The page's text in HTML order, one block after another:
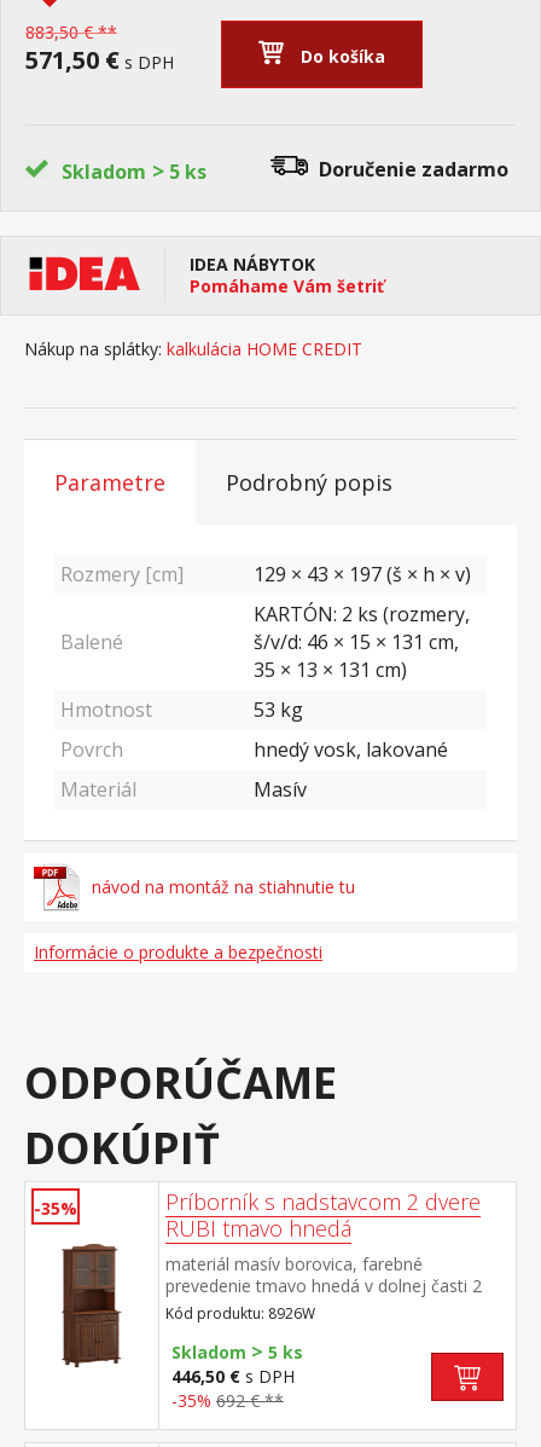
883,50 € **
571,50 € s DPH Do košíka
Skladom > 5 ks Doručenie zadarmo
IDEA NÁBYTOK
Pomáhame Vám šetriť
Nákup na splátky: kalkulácia HOME CREDIT
Parametre Podrobný popis
Rozmery [cm] 129 × 43 × 197 (š × h × v)
Balené
KARTÓN: 2 ks (rozmery,
š/v/d: 46 × 15 × 131 cm,
35 × 13 × 131 cm)
Hmotnost
53 kg
Povrch
hnedý vosk, lakované
Materiál
Masív
návod na montáž na stiahnutie tu
Informácie o produkte a bezpečnosti
ODPORÚČAME
DOKÚPIŤ
-35%
Príborník s nadstavcom 2 dvere
RUBI tmavo hnedá
materiál masív borovica, farebné
prevedenie tmavo hnedá v dolnej časti 2
dvere, 2 zásuvky s kovovými pojazdmi v
hornej časti dvoje presklené dvere
Kód produktu: 8926W
Skladom > 5 ks
446,50 € s DPH
-35% 692 € **